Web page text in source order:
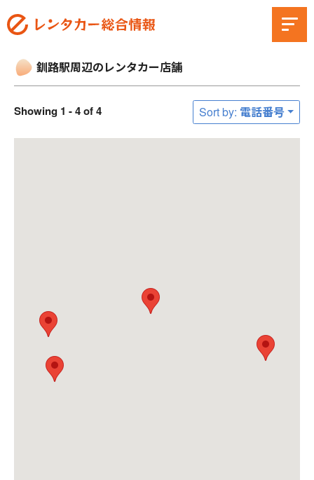
釧路駅周辺のレンタカー店舗
Showing 1 - 4 of 4 Sort by: 電話番号